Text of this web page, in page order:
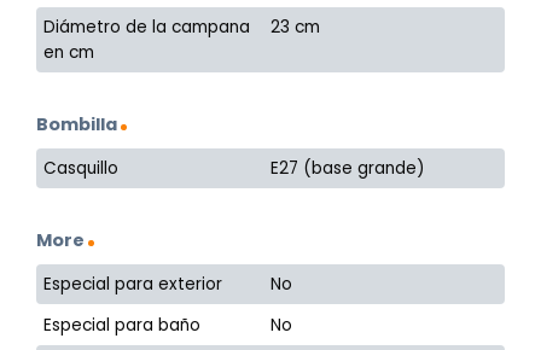
Diámetro de la campana
en cm
23 cm
Bombilla
Casquillo E27 (base grande)
More
Especial para exterior
No
Especial para baño
No